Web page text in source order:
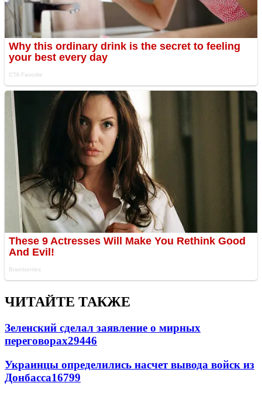
ЧИТАЙТЕ ТАКЖЕ
Зеленский сделал заявление о мирных
переговорах29446
Украинцы определились насчет вывода войск из
Донбасса16799